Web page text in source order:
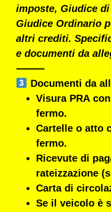
imposte, Giudice
Giudice Ordinario
altri crediti.
e documenti da
⸻
Documenti da
Visura PRA
fermo.
Cartelle o atto
fermo.
Ricevute di
rateizzazione
Carta di
Se il veicolo è